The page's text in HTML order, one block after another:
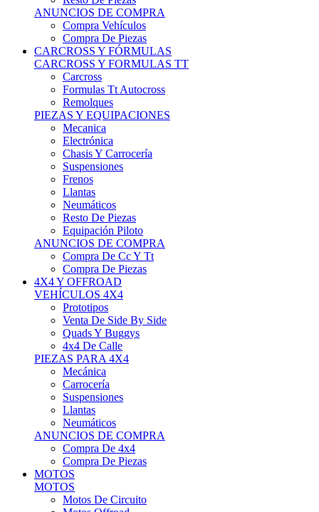
ANUNCIOS DE COMPRA
Compra Vehículos
Compra De Piezas
CARCROSS Y FÓRMULAS
CARCROSS Y FORMULAS TT
Carcross
Formulas Tt Autocross
Remolques
PIEZAS Y EQUIPACIONES
Mecanica
Electrónica
Chasis Y Carrocería
Suspensiones
Frenos
Llantas
Neumáticos
Resto De Piezas
Equipación Piloto
ANUNCIOS DE COMPRA
Compra De Cc Y Tt
Compra De Piezas
4X4 Y OFFROAD
VEHÍCULOS 4X4
Prototipos
Venta De Side By Side
Quads Y Buggys
4x4 De Calle
PIEZAS PARA 4X4
Mecánica
Carrocería
Suspensiones
Llantas
Neumáticos
ANUNCIOS DE COMPRA
Compra De 4x4
Compra De Piezas
MOTOS
MOTOS
Motos De Circuito